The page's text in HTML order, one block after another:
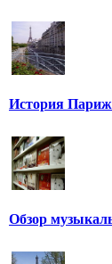
История
Обзор